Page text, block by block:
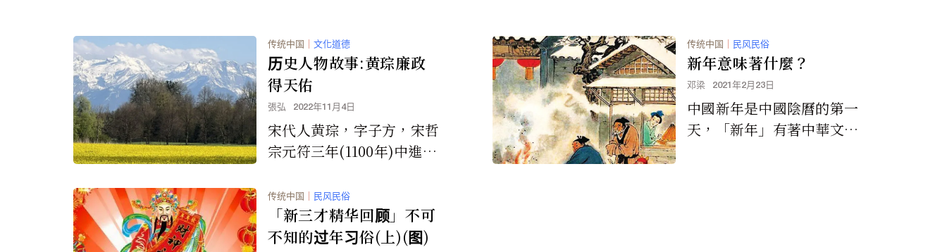
传统中国 ｜ 文化道德
历史人物故事:黄琮廉政
得天佑
張弘 2022年11月4日
宋代人黄琮，字子方，宋哲
宗元符三年(1100年)中進
管社会治安。每次派员下乡
巡查，他总是预先...
传统中国 ｜ 民风民俗
新年意味著什麼？
邓梁 2021年2月23日
中國新年是中國陰曆的第一
天，「新年」有著中華文化
传统中国 ｜ 民风民俗
「新三才精华回顾」不可
不知的过年习俗(上)(图)